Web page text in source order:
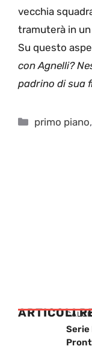
vecchia
tramuterà in
Su questo
con Agnelli?
padrino di sua
Categorie
primo piano,
ARTICOLI
Serie